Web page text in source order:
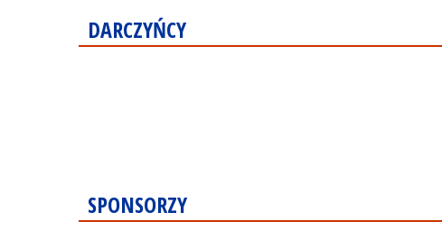
DARCZYŃCY
SPONSORZY